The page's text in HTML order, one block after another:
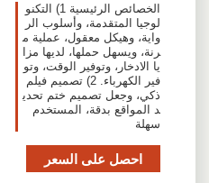
الخصائص الرئيسية 1) التكنو
لوجيا المتقدمة، وأسلوب الر
واية، وهيكل معقول، عملية م
رنة، ويسهل حملها، لديها مزا
يا الادخار، وتوفير الوقت، وتو
فير الكهرباء. 2) تصميم فيلم
ذكي، وجعل تصميم ختم تحدي
د المواقع بدقة، المستخدم
سهلة
احصل على السعر